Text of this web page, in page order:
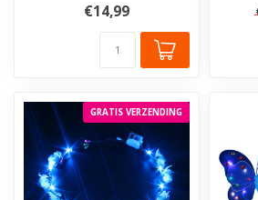
€14,99
GRATIS VERZENDING